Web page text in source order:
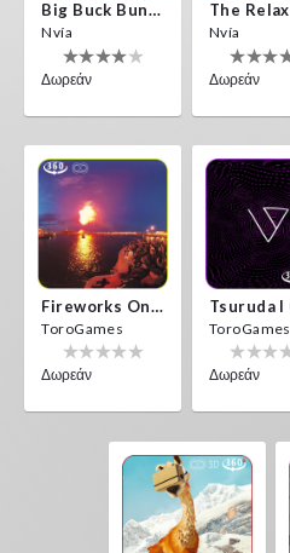
Big Buck Bunny
Nvía
Δωρεάν
Nvía
Δωρεάν
Fireworks On Victory Day
ToroGames
Δωρεάν
ToroGames
Δωρεάν